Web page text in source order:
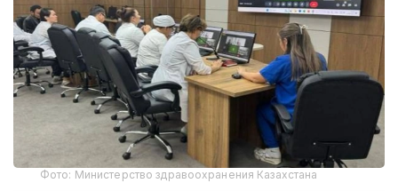
Фото: Министерство здравоохранения Казахстана